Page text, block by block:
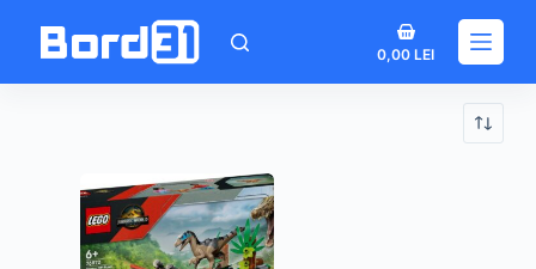
Coș
de
cumpărături
0,00LEI